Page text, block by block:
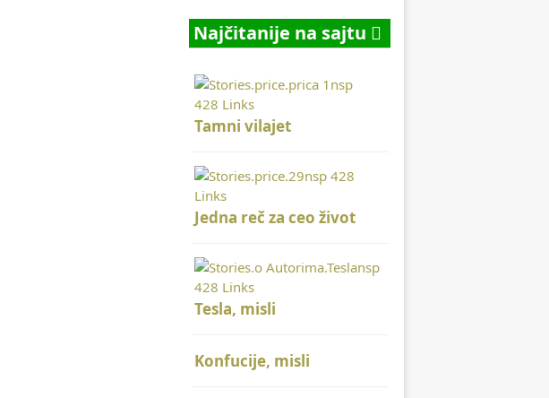
Najčitanije na sajtu
Tamni vilajet
Jedna reč za ceo život
Tesla, misli
Konfucije, misli